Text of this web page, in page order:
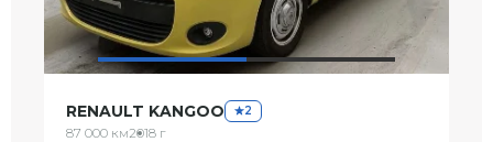
RENAULT KANGOO 2
87 000 км2018 г